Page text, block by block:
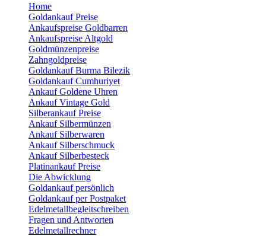
Home
Goldankauf Preise
Ankaufspreise Goldbarren
Ankaufspreise Altgold
Goldmünzenpreise
Zahngoldpreise
Goldankauf Burma Bilezik
Goldankauf Cumhuriyet
Ankauf Goldene Uhren
Ankauf Vintage Gold
Silberankauf Preise
Ankauf Silbermünzen
Ankauf Silberwaren
Ankauf Silberschmuck
Ankauf Silberbesteck
Platinankauf Preise
Die Abwicklung
Goldankauf persönlich
Goldankauf per Postpaket
Edelmetallbegleitschreiben
Fragen und Antworten
Edelmetallrechner